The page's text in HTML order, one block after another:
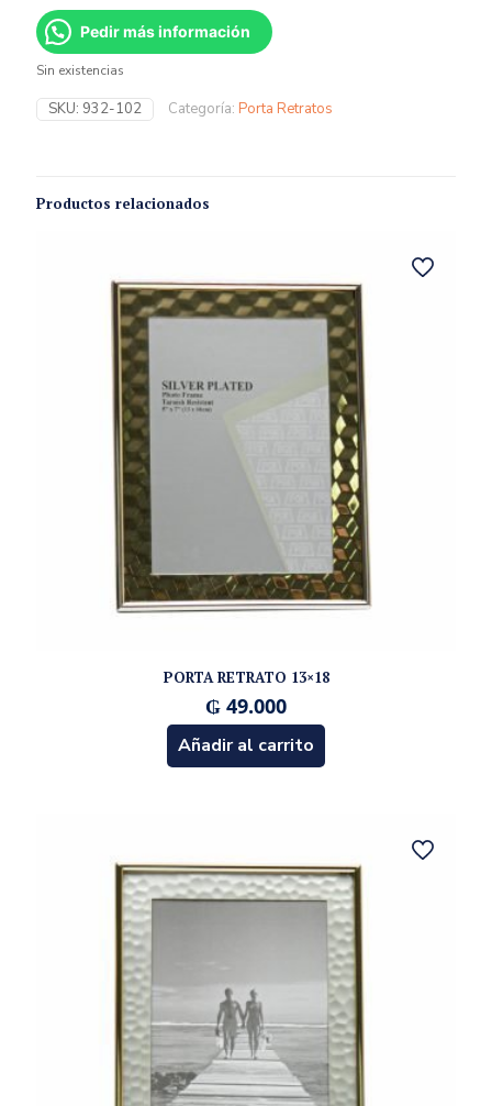
Pedir más información
Sin existencias
SKU: 932-102 Categoría: Porta Retratos
Productos relacionados
PORTA RETRATO 13×18
₲ 49.000
Añadir al carrito